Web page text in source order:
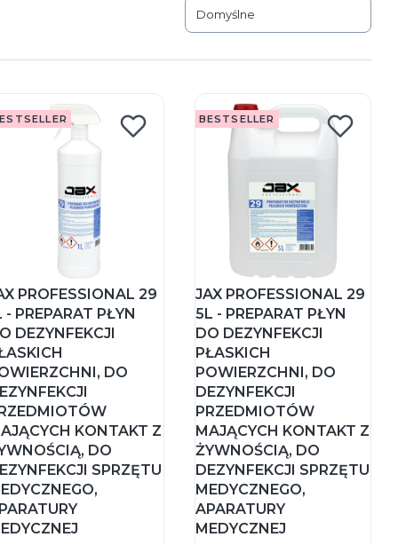
Domyślne
PROFESSIONAL 29
- PREPARAT PŁYN
DEZYNFEKCJI
DO
KONTAKT Z
DO
SPRZĘTU
BESTSELLER
JAX PROFESSIONAL 29
5L - PREPARAT PŁYN
DO DEZYNFEKCJI
PŁASKICH
POWIERZCHNI, DO
DEZYNFEKCJI
PRZEDMIOTÓW
MAJĄCYCH KONTAKT Z
ŻYWNOŚCIĄ, DO
DEZYNFEKCJI SPRZĘTU
MEDYCZNEGO,
APARATURY
MEDYCZNEJ